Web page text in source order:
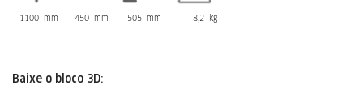
1100 mm 450 mm 505 mm 8,2 kg
Baixe o bloco 3D: